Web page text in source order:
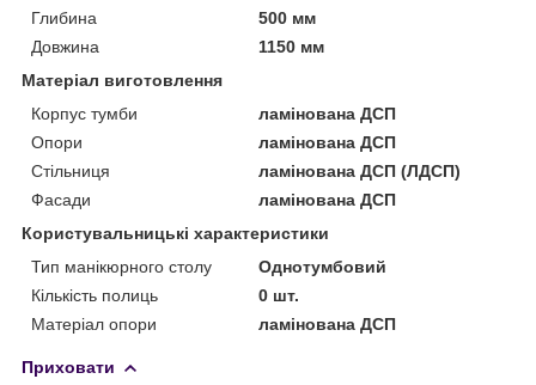
Глибина
500 мм
Довжина
1150 мм
Матеріал виготовлення
Корпус тумби
ламінована ДСП
Опори
ламінована ДСП
Стільниця
ламінована ДСП (ЛДСП)
Фасади
ламінована ДСП
Користувальницькі характеристики
Тип манікюрного столу
Однотумбовий
Кількість полиць
0 шт.
Матеріал опори
ламінована ДСП
Приховати